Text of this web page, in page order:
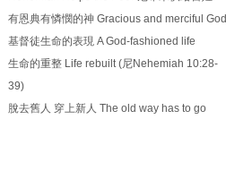
有恩典有憐憫的神 Gracious and merciful God
基督徒生命的表現 A God-fashioned life
生命的重整 Life rebuilt (尼Nehemiah 10:28-
39)
脫去舊人 穿上新人 The old way has to go